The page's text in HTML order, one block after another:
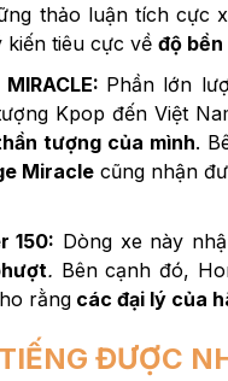
thảo luận tích cực
kiến tiêu cực vềđộ bền
Phần lớn
Kpop đến Việt
tượng của mình.
Miracle cũng nhận
150: Dòng xe này
. Bên cạnh đó,
rằng các đại lý của
ĐƯỢC